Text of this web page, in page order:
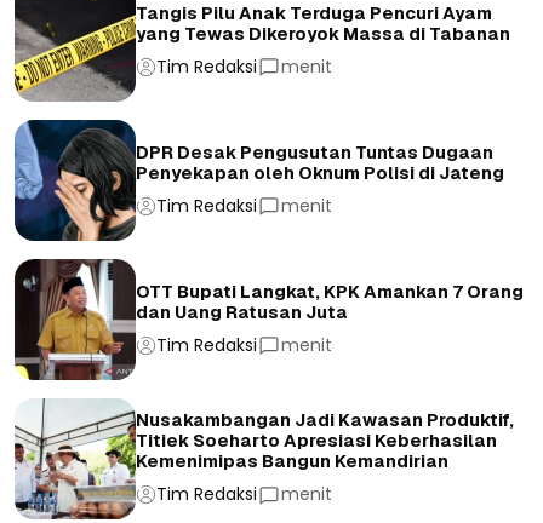
Tangis Pilu Anak Terduga Pencuri Ayam
yang Tewas Dikeroyok Massa di Tabanan
Tim Redaksi menit
DPR Desak Pengusutan Tuntas Dugaan
Penyekapan oleh Oknum Polisi di Jateng
Tim Redaksi menit
OTT Bupati Langkat, KPK Amankan 7 Orang
dan Uang Ratusan Juta
Tim Redaksi menit
Nusakambangan Jadi Kawasan Produktif,
Titiek Soeharto Apresiasi Keberhasilan
Kemenimipas Bangun Kemandirian
Tim Redaksi menit